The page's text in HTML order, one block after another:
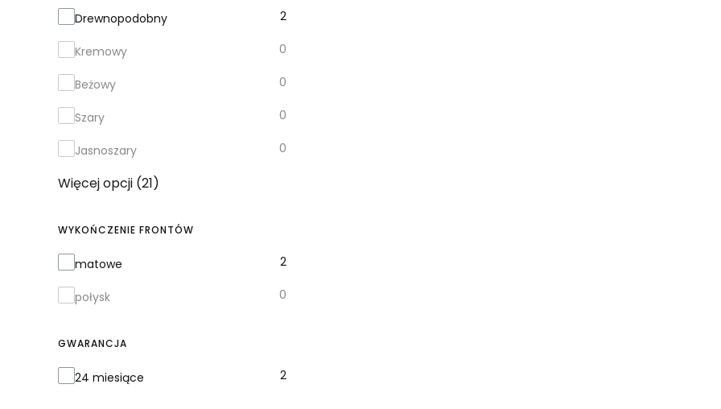
Kolor
Drewnopodobny 2
Kremowy 0
Beżowy 0
Szary 0
Jasnoszary 0
Więcej opcji (21)
WYKOŃCZENIE FRONTÓW
Wykończenie frontów
matowe 2
połysk 0
GWARANCJA
Gwarancja
24 miesiące 2